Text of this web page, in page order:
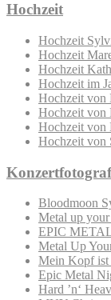
Hochzeit
Hochzeit
Hochzeit
Hochzeit
Hochzeit im
Hochzeit von
Hochzeit von
Hochzeit von
Hochzeit
Bloodmoon
Metal up
EPIC
Metal Up
Mein Kopf ist
Epic Metal
Hard ’n‘